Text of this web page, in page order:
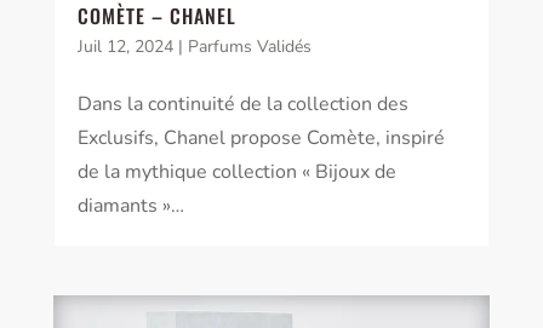
COMÈTE – CHANEL
Juil 12, 2024| Parfums Validés
Dans la continuité de la collection des
Exclusifs, Chanel propose Comète, inspiré
de la mythique collection « Bijoux de
diamants »…